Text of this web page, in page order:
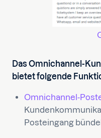
Das Omnichannel-
bietet folgende
Omnichannel-
Posteingang